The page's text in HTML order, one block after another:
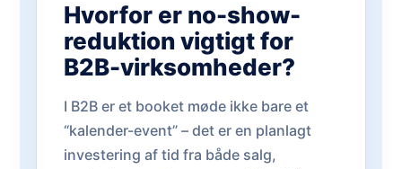
Hvorfor er no-show-
reduktion vigtigt for
B2B-virksomheder?
I B2B er et booket møde ikke bare et
“kalender-event” – det er en planlagt
investering af tid fra både salg,